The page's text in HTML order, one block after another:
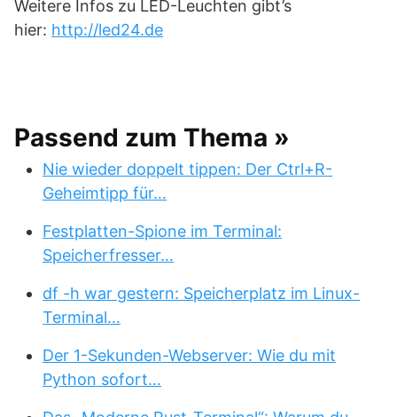
Weitere Infos zu LED-Leuchten gibt’s
hier: http://led24.de
Passend zum Thema »
Nie wieder doppelt tippen: Der Ctrl+R-
Geheimtipp für…
Festplatten-Spione im Terminal:
Speicherfresser…
df -h war gestern: Speicherplatz im Linux-
Terminal…
Der 1-Sekunden-Webserver: Wie du mit
Python sofort…